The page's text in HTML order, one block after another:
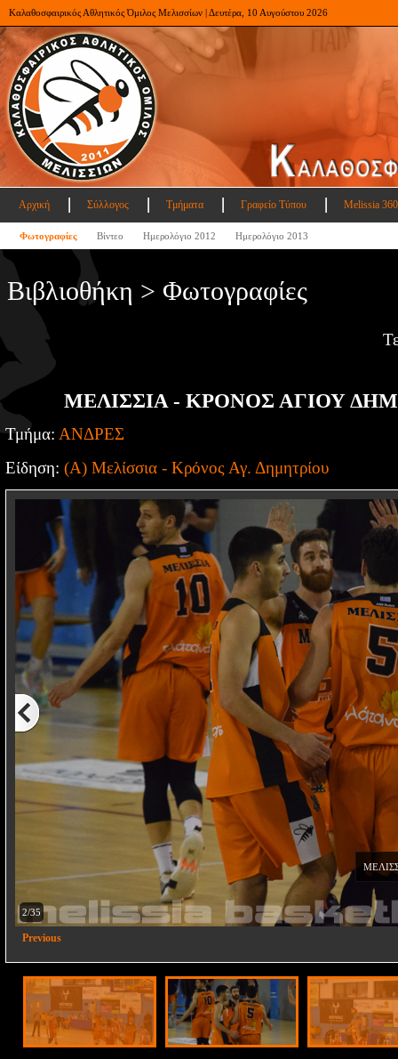
Καλαθοσφαιρικός Αθλητικός Όμιλος Μελισσίων | Δευτέρα, 10 Αυγούστου 2026
Αρχική Σύλλογος Τμήματα Γραφείο Τύπου Melissia
Φωτογραφίες Βίντεο Ημερολόγιο 2012 Ημερολόγιο 2013
Βιβλιοθήκη > Φωτογραφίες
ΜΕΛΙΣΣΙΑ - ΚΡΟΝΟΣ ΑΓΙΟΥ
Τμήμα: ΑΝΔΡΕΣ
Είδηση: (Α) Μελίσσια - Κρόνος Αγ. Δημητρίου
2/35
Previous